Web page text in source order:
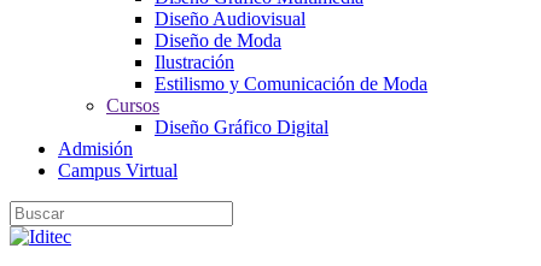
Diseño Audiovisual
Diseño de Moda
Ilustración
Estilismo y Comunicación de Moda
Cursos
Diseño Gráfico Digital
Admisión
Campus Virtual